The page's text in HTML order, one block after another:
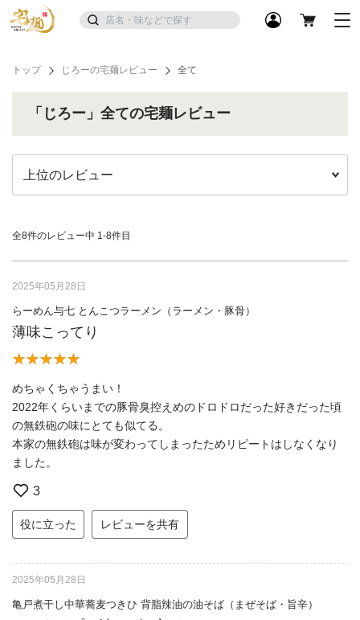
トップ じろーの宅麺レビュー 全て
「じろー」全ての宅麺レビュー
全8件のレビュー中 1-8件目
2025年05月28日
らーめん与七 とんこつラーメン（ラーメン・豚骨）
薄味こってり
めちゃくちゃうまい！
2022年くらいまでの豚骨臭控えめのドロドロだった好きだった頃
の無鉄砲の味にとても似てる。
本家の無鉄砲は味が変わってしまったためリピートはしなくなり
ました。
3
役に立った レビューを共有
2025年05月28日
亀戸煮干し中華蕎麦つきひ 背脂辣油の油そば（まぜそば・旨辛）